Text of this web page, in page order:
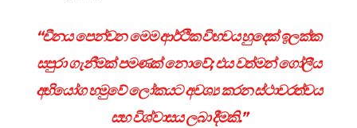
“චීනය පෙන්වන මෙම ආර්ථික විභවය හුදෙක් ඉලක්ක
සපුරා ගැනීමක් පමණක් නොවේ; එය වත්මන් ගෝලීය
අභියෝග හමුවේ ලෝකයට අවශ්‍ය කරන ස්ථාවරත්වය
සහ විශ්වාසය ලබා දීමකි.”